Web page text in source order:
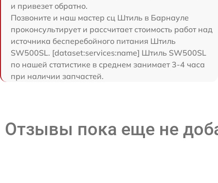
и привезет обратно.
Позвоните и наш мастер сц Штиль в Барнауле
проконсультирует и рассчитает стоимость работ над
источника бесперебойного питания Штиль
SW500SL. [dataset:services:name] Штиль SW500SL
по нашей статистике в среднем занимает 3-4 часа
при наличии запчастей.
Отзывы пока еще не